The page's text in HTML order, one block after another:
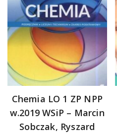
Chemia LO 1 ZP NPP
w.2019 WSiP – Marcin
Sobczak, Ryszard